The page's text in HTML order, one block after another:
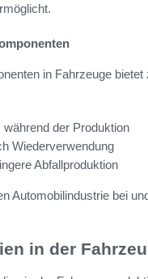
in Fahrzeuge bietet
der Produktion
Wiederverwendung
Abfallproduktion
Automobilindustrie bei
in der